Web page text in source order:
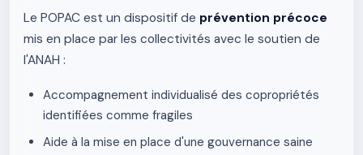
Le POPAC est un dispositif de prévention précoce
mis en place par les collectivités avec le soutien de
l'ANAH :
Accompagnement individualisé des copropriétés
identifiées comme fragiles
Aide à la mise en place d'une gouvernance saine